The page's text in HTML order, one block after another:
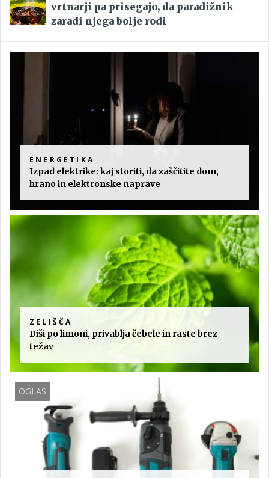
vrtnarji pa prisegajo, da paradižnik
zaradi njega bolje rodi
ENERGETIKA
Izpad elektrike: kaj storiti, da zaščitite dom,
hrano in elektronske naprave
ZELIŠČA
Diši po limoni, privablja čebele in raste brez
težav
OGLAS